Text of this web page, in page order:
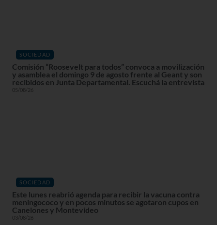
SOCIEDAD
Comisión “Roosevelt para todos” convoca a movilización
y asamblea el domingo 9 de agosto frente al Geant y son
recibidos en Junta Departamental. Escuchá la entrevista
05/08/26
SOCIEDAD
Este lunes reabrió agenda para recibir la vacuna contra
meningococo y en pocos minutos se agotaron cupos en
Canelones y Montevideo
03/08/26